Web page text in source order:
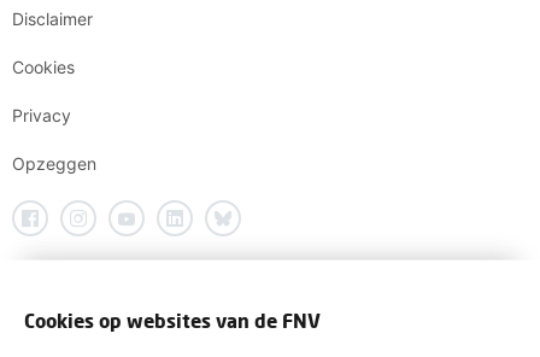
Disclaimer
Cookies
Privacy
Opzeggen
Cookies op websites van de FNV